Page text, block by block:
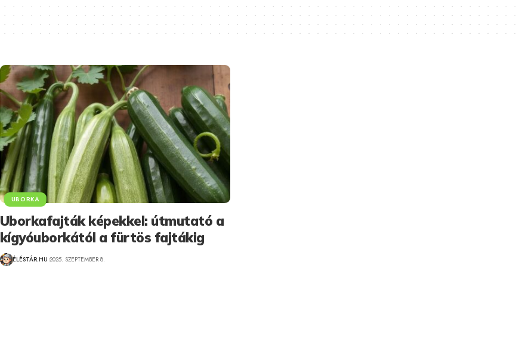
UBORKA
Uborkafajták képekkel: útmutató a
kígyóuborkától a fürtös fajtákig
ÉLÉSTÁR.HU 2025. SZEPTEMBER 8.